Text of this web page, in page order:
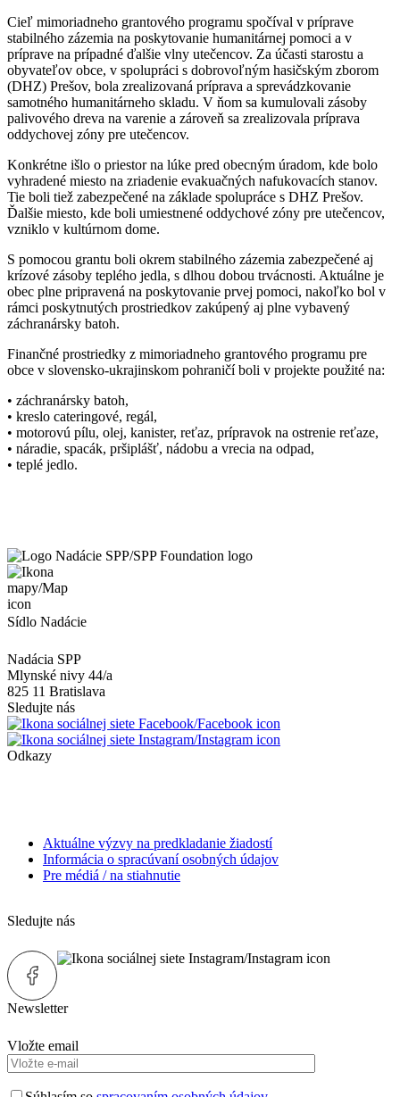
Cieľ mimoriadneho grantového programu spočíval v príprave
stabilného zázemia na poskytovanie humanitárnej pomoci a v
príprave na prípadné ďalšie vlny utečencov. Za účasti starostu a
obyvateľov obce, v spolupráci s dobrovoľným hasičským zborom
(DHZ) Prešov, bola zrealizovaná príprava a sprevádzkovanie
samotného humanitárneho skladu. V ňom sa kumulovali zásoby
palivového dreva na varenie a zároveň sa zrealizovala príprava
oddychovej zóny pre utečencov.
Konkrétne išlo o priestor na lúke pred obecným úradom, kde bolo
vyhradené miesto na zriadenie evakuačných nafukovacích stanov.
Tie boli tiež zabezpečené na základe spolupráce s DHZ Prešov.
Ďalšie miesto, kde boli umiestnené oddychové zóny pre utečencov,
vzniklo v kultúrnom dome.
S pomocou grantu boli okrem stabilného zázemia zabezpečené aj
krízové zásoby teplého jedla, s dlhou dobou trvácnosti. Aktuálne je
obec plne pripravená na poskytovanie prvej pomoci, nakoľko bol v
rámci poskytnutých prostriedkov zakúpený aj plne vybavený
záchranársky batoh.
Finančné prostriedky z mimoriadneho grantového programu pre
obce v slovensko-ukrajinskom pohraničí boli v projekte použité na:
• záchranársky batoh,
• kreslo cateringové, regál,
• motorovú pílu, olej, kanister, reťaz, prípravok na ostrenie reťaze,
• náradie, spacák, pršiplášť, nádobu a vrecia na odpad,
• teplé jedlo.
Sídlo Nadácie
Nadácia SPP
Mlynské nivy 44/a
825 11 Bratislava
Sledujte nás
Odkazy
Aktuálne výzvy na predkladanie žiadostí
Informácia o spracúvaní osobných údajov
Pre médiá / na stiahnutie
Sledujte nás
Newsletter
Vložte email